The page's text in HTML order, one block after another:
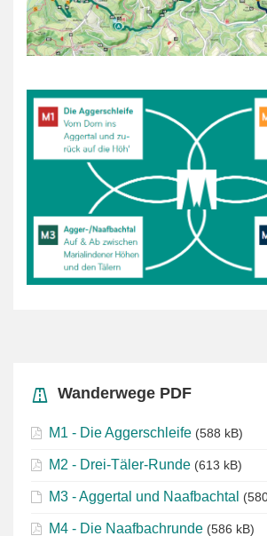
Wanderwege PDF
M1 - Die Aggerschleife (588 kB)
M2 - Drei-Täler-Runde (613 kB)
M3 - Aggertal und Naafbachtal
M4 - Die Naafbachrunde (586 kB)